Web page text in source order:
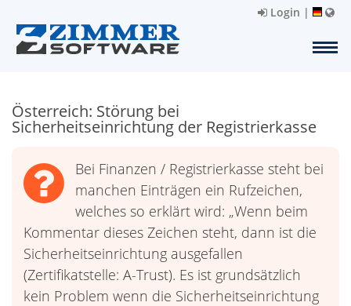
Login |
Österreich: Störung bei
Sicherheitseinrichtung der Registrierkasse
Bei Finanzen / Registrierkasse steht bei
manchen Einträgen ein Rufzeichen,
welches so erklärt wird: „Wenn beim
Kommentar dieses Zeichen steht, dann ist die
Sicherheitseinrichtung ausgefallen
(Zertifikatstelle: A-Trust). Es ist grundsätzlich
kein Problem wenn die Sicherheitseinrichtung